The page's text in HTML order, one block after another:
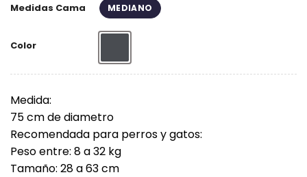
Medidas Cama MEDIANO
Color
Medida:
75 cm de diametro
Recomendada para perros y gatos:
Peso entre: 8 a 32 kg
Tamaño: 28 a 63 cm